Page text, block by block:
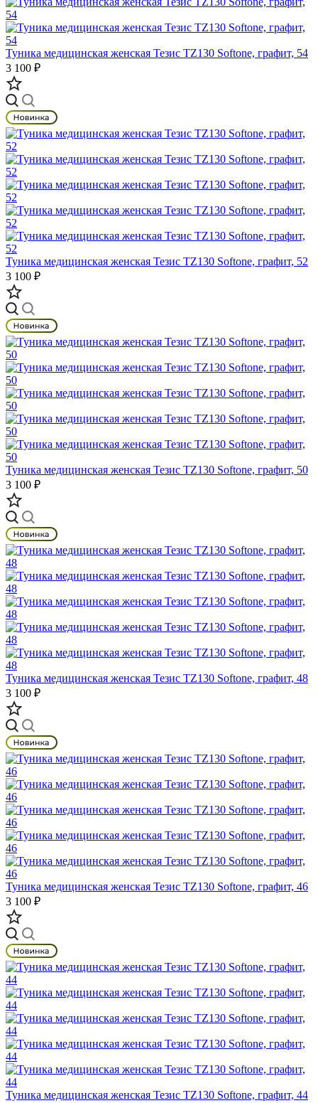
Туника медицинская женская Тезис TZ130 Softone, графит, 54
3 100 ₽
Туника медицинская женская Тезис TZ130 Softone, графит, 52
3 100 ₽
Туника медицинская женская Тезис TZ130 Softone, графит, 50
3 100 ₽
Туника медицинская женская Тезис TZ130 Softone, графит, 48
3 100 ₽
Туника медицинская женская Тезис TZ130 Softone, графит, 46
3 100 ₽
Туника медицинская женская Тезис TZ130 Softone, графит, 44